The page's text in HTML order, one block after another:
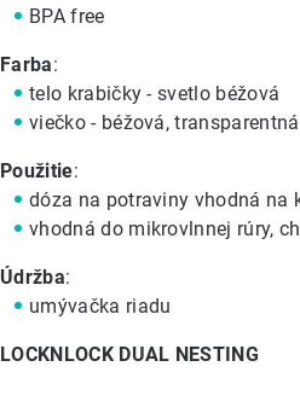
BPA free
Farba:
telo krabičky - svetlo béžová
viečko - béžová, transparentná
Použitie:
dóza na potraviny vhodná na
vhodná do mikrovlnnej rúry,
Údržba:
umývačka riadu
LOCKNLOCK DUAL NESTING